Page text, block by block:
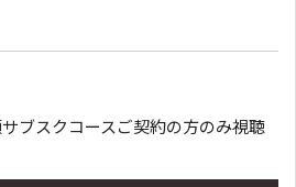
ブスクコースご契約の方のみ視聴